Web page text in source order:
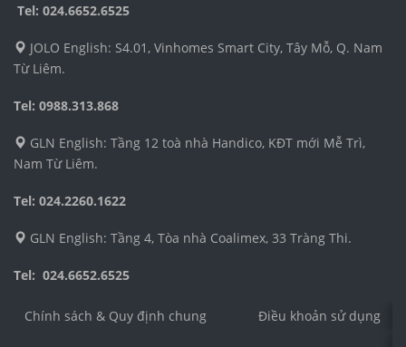
Tel: 024.6652.6525
JOLO English: S4.01, Vinhomes Smart City, Tây Mỗ, Q. Nam
Từ Liêm.
Tel: 0988.313.868
GLN English: Tầng 12 toà nhà Handico, KĐT mới Mễ Trì,
Nam Từ Liêm.
Tel: 024.2260.1622
GLN English: Tầng 4, Tòa nhà Coalimex, 33 Tràng Thi.
Tel: 024.6652.6525
Chính sách & Quy định chung Điều khoản sử dụng